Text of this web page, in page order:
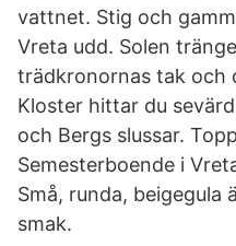
vattnet. Stig och
Vreta udd. Solen
trädkronornas tak och
Kloster hittar du
och Bergs slussar.
Semesterboende i
Små, runda,
smak.